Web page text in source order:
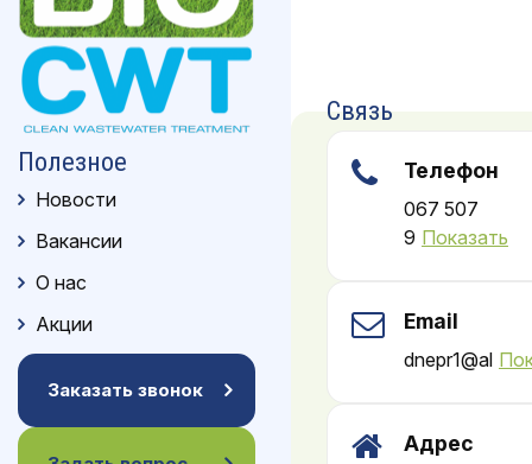
Полезное
Новости
Вакансии
О нас
Акции
Заказать звонок
Связь
Телефон
067 507
9 Показать
Email
dnepr1@al
Адрес